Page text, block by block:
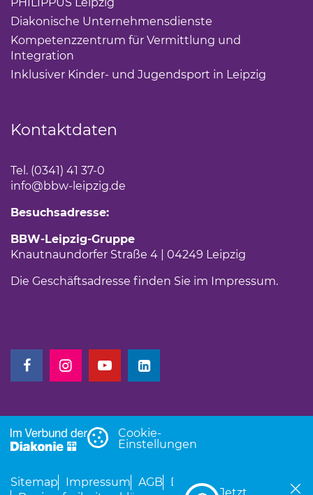
Diakonische Unternehmensdienste
Kompetenzzentrum für Vermittlung und
Integration
Inklusiver Kinder- und Jugendsport in Leipzig
Kontaktdaten
Tel. (0341) 41 37-0
info@bbw-leipzig.de
Besuchsadresse:
BBW-Leipzig-Gruppe
Knautnaundorfer Straße 4 | 04249 Leipzig
Die Geschäftsadresse finden Sie im Impressum.
(Link öffnet einen neuen Tab)
(Link öffnet einen neuen Tab)
(Link öffnet einen neuen Tab)
(Link öffnet einen neuen Tab)
Cookie-
Einstellungen
Sitemap Impressum AGB
Datenschutz